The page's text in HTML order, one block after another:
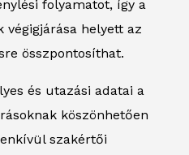
folyamatot, így a
helyett az
összpontosíthat.
és utazási adatai a
köszönhetően
szakértői